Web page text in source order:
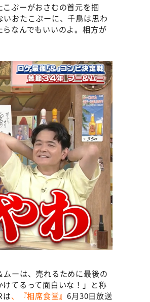
ぷーがおさむの首元を掴
おたこぷーに、千鳥は思わ
なんでもいいのよ。相方が
ーは、売れるために最後の
てるって面白いな！」と称
は、『相席食堂』6月30日放送